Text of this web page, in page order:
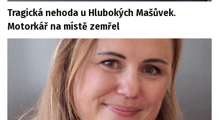
Tragická nehoda u Hlubokých Mašůvek.
Motorkář na místě zemřel